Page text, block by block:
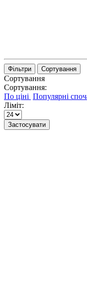
Фільтри Сортування
Сортування
Сортування:
Ліміт:
Застосувати